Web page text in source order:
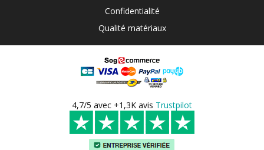
Confidentialité
Qualité matériaux
4,7/5 avec +1,3K avis Trustpilot